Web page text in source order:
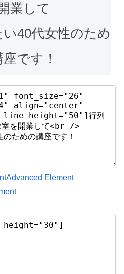
業して
40代女性のため
です！
Advanced Element